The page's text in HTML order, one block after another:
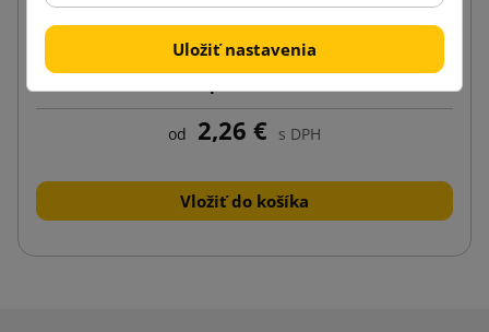
Vložka s ochrannou fóliou FixBox FBL15-2 na
od 2,26 € s DPH
Vložiť do košíka
Uložiť nastavenia